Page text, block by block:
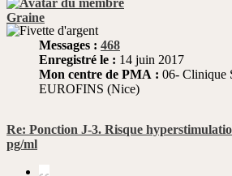
Graine
Messages : 468
Enregistré le : 14 juin 2017
Mon centre de PMA : 06- Clinique
EUROFINS (Nice)
Re: Ponction J-3. Risque
pg/ml